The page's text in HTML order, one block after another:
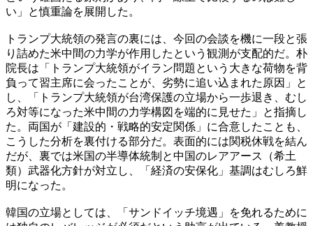
い」と慎重論を展開した。
トランプ大統領の発言の裏には、今回の会談を機に一段と張
り詰めた米中間の力学が作用したという観測が支配的だ。朴
院長は「トランプ大統領がイラン問題という大きな荷物を背
負って習主席に会ったことが、劣勢に追い込まれた原因」と
し、「トランプ大統領が台湾保護の立場から一歩退き、むし
ろ対等になった米中間の力学構図を端的に見せた」と指摘し
た。両国が「建設的・戦略的安定関係」に合意したことも、
こうした分析を裏付ける部分だ。表面的には関税休戦を結ん
だが、裏では米国の半導体統制と中国のレアアース（希土
類）武器化方針が対立し、「経済の安保化」基調はむしろ鮮
明になった。
韓国の立場としては、「サンドイッチ境遇」を免れるために